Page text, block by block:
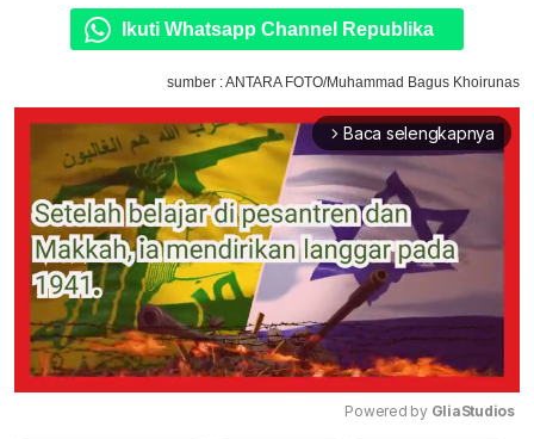
Ikuti Whatsapp Channel Republika
sumber : ANTARA FOTO/Muhammad Bagus Khoirunas
arrow_forward_ios Baca selengkapnya
Powered by GliaStudios